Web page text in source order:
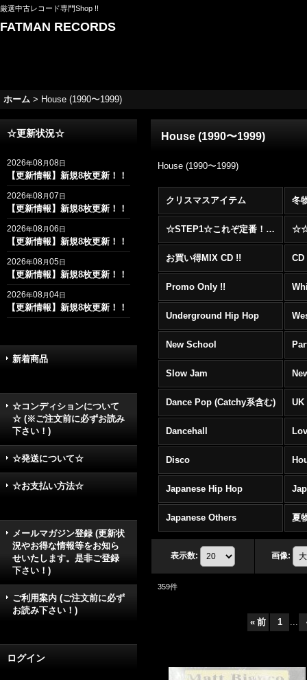
厳選中古レコード専門Shop !!
FATMAN RECORDS
ホーム > House (1990〜1999)
☆更新状況☆
2026年08月08日
【更新情報】新規8枚更新！！
2026年08月07日
【更新情報】新規8枚更新！！
2026年08月06日
【更新情報】新規8枚更新！！
2026年08月05日
【更新情報】新規8枚更新！！
2026年08月04日
【更新情報】新規8枚更新！！
新着商品
☆コンディションについて
☆ (※ご注文前に必ずお読み
下さい！)
☆発送について☆
☆お支払い方法☆
メールマガジン登録 (更新状
況やお得な情報等をお知ら
せいたします。是非ご登録
下さい！)
ご利用案内 (ご注文前に必ず
お読み下さい！)
ログイン
House (1990〜1999)
House (1990〜1999)
クリスマスアイテム 冬
☆STEP1☆これぞ定番！！まずはここから！2000年代R&BフロアヒットBest 100 !!!
お買い得MIX CD !!
Promo Only !!
Underground Hip Hop
New School
Slow Jam
Dance Pop (Catchy系含む) UK
Dancehall
Disco
Japanese Hip Hop
Japanese Others 夏
表示数: 画像:
359件
« 前 1 ...